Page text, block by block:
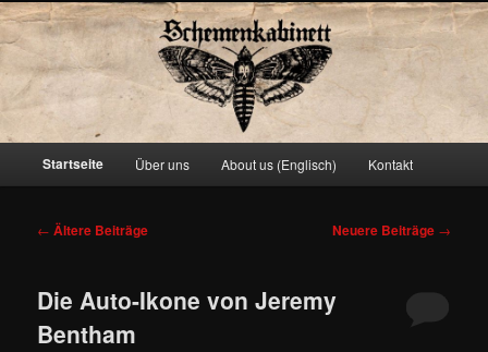
Schemenkabinett
Hauptmenü
Zum
springen
Zum
springen
Startseite Über uns About us (Englisch) Kontakt
Beitragsnavigation
← Ältere Beiträge Neuere Beiträge →
Die Auto-Ikone von Jeremy
Bentham